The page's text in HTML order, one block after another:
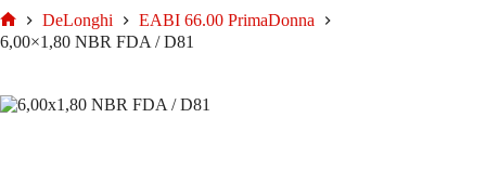
Home
DeLonghi
EABI 66.00 PrimaDonna
6,00×1,80 NBR FDA / D81